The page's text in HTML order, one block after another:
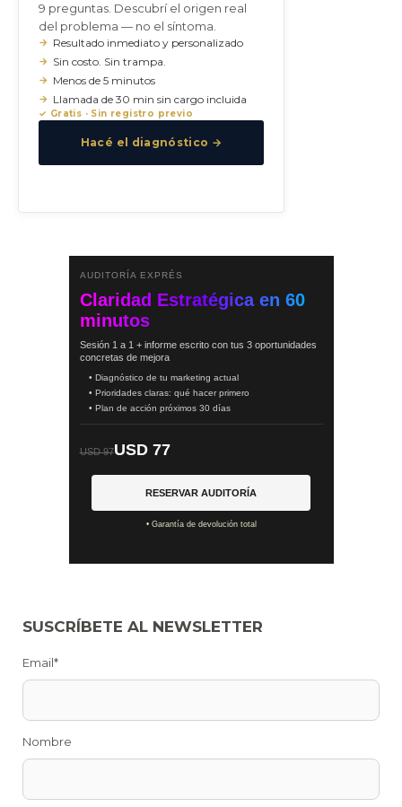
9 preguntas. Descubrí el origen real
del problema — no el síntoma.
Resultado inmediato y personalizado
Sin costo. Sin trampa.
Menos de 5 minutos
Llamada de 30 min sin cargo incluida
✓ Gratis · Sin registro previo
Hacé el diagnóstico →
AUDITORÍA EXPRÉS
Claridad Estratégica en 60
minutos
Sesión 1 a 1 + informe escrito con tus 3 oportunidades
concretas de mejora
• Diagnóstico de tu marketing actual
• Prioridades claras: qué hacer primero
• Plan de acción próximos 30 días
USD 97USD 77
RESERVAR AUDITORÍA
• Garantía de devolución total
SUSCRÍBETE AL NEWSLETTER
Email*
Nombre